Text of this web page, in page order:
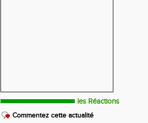
les Réactions
Commentez cette actualité